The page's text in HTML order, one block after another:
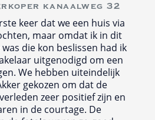
kanaalweg 32
keer dat we een huis via
maar omdat ik in dit
die kon beslissen had ik
uitgenodigd om een
We hebben uiteindelijk
gekozen om dat de
zeer positief zijn en
in de courtage. De